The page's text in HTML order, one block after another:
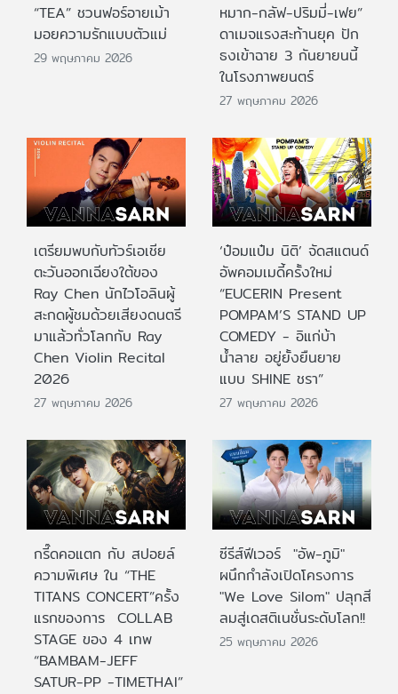
“TEA” ชวนฟอร์อายเม้า
มอยความรักแบบตัวแม่
29 พฤษภาคม 2026
หมาก-กลัฟ-ปริมมี่-เฟย”
ดาเมจแรงสะท้านยุค ปัก
ธงเข้าฉาย 3 กันยายนนี้
ในโรงภาพยนตร์
27 พฤษภาคม 2026
เตรียมพบกับทัวร์เอเชีย
ตะวันออกเฉียงใต้ของ
Ray Chen นักไวโอลินผู้
สะกดผู้ชมด้วยเสียงดนตรี
มาแล้วทั่วโลกกับ Ray
Chen Violin Recital
2026
27 พฤษภาคม 2026
‘ป๋อมแป๋ม นิติ’ จัดสแตนด์
อัพคอมเมดี้ครั้งใหม่
“EUCERIN Present
POMPAM’S STAND UP
COMEDY - อิแก่บ้า
น้ำลาย อยู่ยั้งยืนยาย
แบบ SHINE ชรา”
27 พฤษภาคม 2026
กรี๊ดคอแตก กับ สปอยล์
ความพิเศษ ใน “THE
TITANS CONCERT”ครั้ง
แรกของการ COLLAB
STAGE ของ 4 เทพ
“BAMBAM-JEFF
SATUR-PP -TIMETHAI”
ซีรีส์ฟีเวอร์ "อัพ-ภูมิ"
ผนึกกำลังเปิดโครงการ
"We Love Silom" ปลุกสี
ลมสู่เดสติเนชั่นระดับโลก!!
25 พฤษภาคม 2026